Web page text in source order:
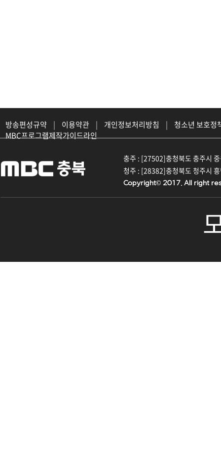
방송편성규약 | 이용약관 | 개인정보처리방침 |
청소년 보호정
MBC프로그램제작가이드라인
충주 : [27502]충청북도 충주시
청주 : [28382]충청북도 청주시
Copyright© 2017. All right